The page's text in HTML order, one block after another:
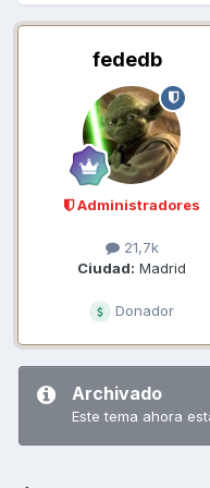
fededb
Administradores
21,7k
Ciudad: Madrid
Donador
Archivado
Este tema ahora